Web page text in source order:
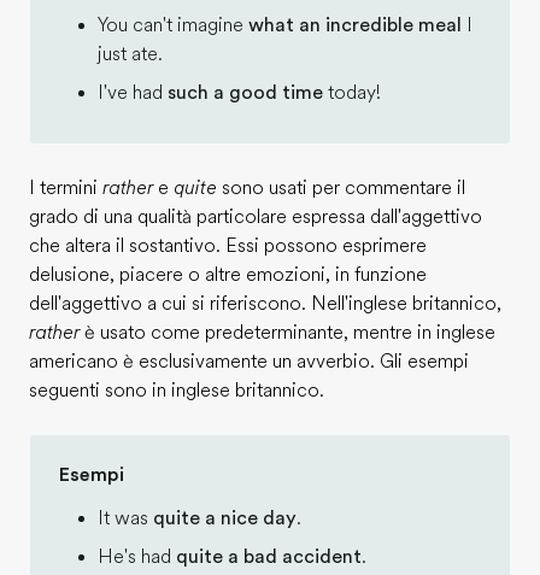
You can't imagine what an incredible meal
just ate.
I've had such a good time today!
I termini rathere quite sono usati per commentare il
grado di una qualità particolare espressa dall'aggettivo
che altera il sostantivo. Essi possono esprimere
delusione, piacere o altre emozioni, in funzione
dell'aggettivo a cui si riferiscono. Nell'inglese britannico,
ratherè usato come predeterminante, mentre in inglese
americano è esclusivamente un avverbio. Gli esempi
seguenti sono in inglese britannico.
Esempi
It was quite a nice day.
He's had quite a bad accident.